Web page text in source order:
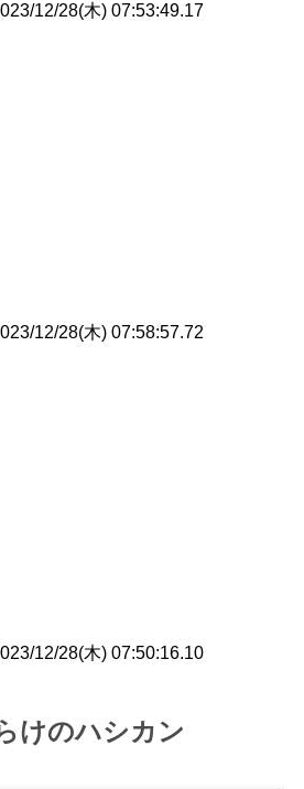
12/28(木) 07:53:49.17
12/28(木) 07:58:57.72
12/28(木) 07:50:16.10
けのハシカン